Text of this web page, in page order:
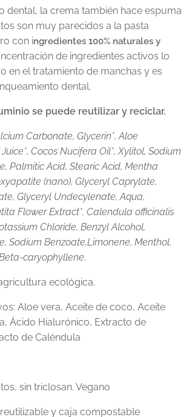
dental, la crema también hace espuma
son muy parecidos a la pasta
con ingredientes 100% naturales y
de ingredientes activos lo
en el tratamiento de manchas y es
dental.
se puede reutilizar y reciclar.
Carbonate, Glycerin*, Aloe
Cocos Nucifera Oil*, Xylitol, Sodium
Palmitic Acid, Stearic Acid, Mentha
(nano), Glyceryl Caprylate,
Glyceryl Undecylenate, Aqua,
Flower Extract*. Calendula officinalis
Chloride, Benzyl Alcohol,
Sodium Benzoate,Limonene, Menthol,
caryophyllene.
ecológica.
Aloe vera, Aceite de coco, Aceite
Ácido Hialurónico, Extracto de
de Caléndula
sin triclosan. Vegano
y caja compostable